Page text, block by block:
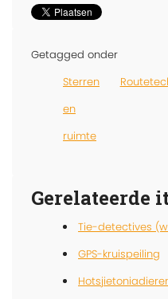
Getagged onder
Sterren
en
ruimte
Gerelateerde
Tie-detectives
GPS-kruispeiling